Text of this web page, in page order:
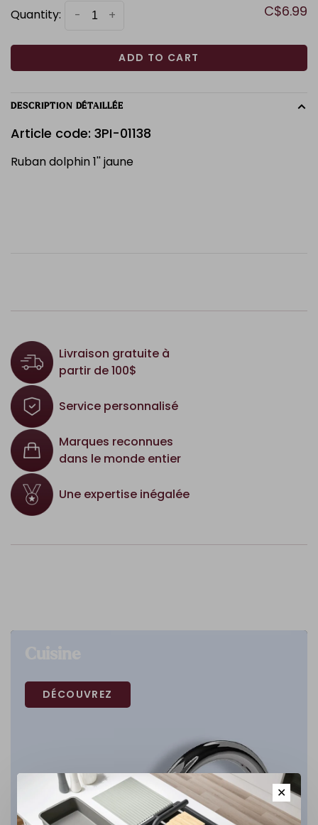
Quantity: +
- C$6.99
ADD TO CART
DESCRIPTION DÉTAILLÉE
Article code: 3PI-01138
Ruban dolphin 1'' jaune
Livraison gratuite à
partir de 100$
Service personnalisé
Marques reconnues
dans le monde entier
Une expertise inégalée
DÉCOUVREZ
✕